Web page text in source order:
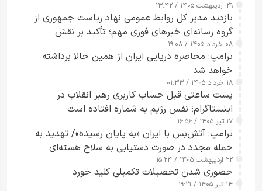
۲۹ اردیبهشت ۱۴۰۵ / ۱۳:۴۲
بازدید مدیر کل روابط عمومی نهاد ریاست جمهوری از
گروه رسانه‌ای خبرهای فوری مهم؛ تأکید بر نقش
رسانه‌های هوشمند و مسئول در ارتقای آگاهی عمومی
۰۸ خرداد ۱۴۰۵ / ۱۹:۰۸
ترامپ: محاصره دریایی ایران از همین حالا برداشته
خواهد شد
۱۸ خرداد ۱۴۰۵ / ۰۱:۳۳
پست ساعتی قبل حساب کاربری رهبر انقلاب در
اینستاگرام؛ نفس رژیم به شماره افتاده است​
۱۷ تیر ۱۴۰۵ / ۱۶:۵۶
ترامپ: آتش‌بس با ایران «به پایان رسیده»/ تهدید به
حمله مجدد در صورت دستیابی به سلاح هسته‌ای
۲۲ اردیبهشت ۱۴۰۵ / ۱۵:۲۴
حضوری شدن تحصیلات تکمیلی کلید خورد
۱۴ تیر ۱۴۰۵ / ۱۹:۲۱